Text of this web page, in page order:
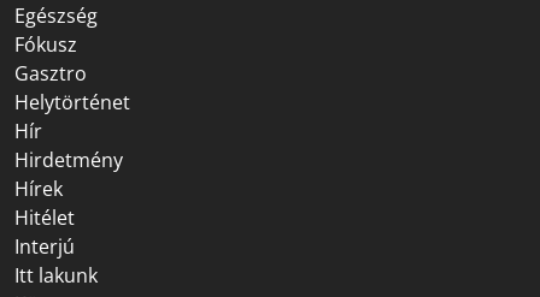
Egészség
Fókusz
Gasztro
Helytörténet
Hír
Hirdetmény
Hírek
Hitélet
Interjú
Itt lakunk